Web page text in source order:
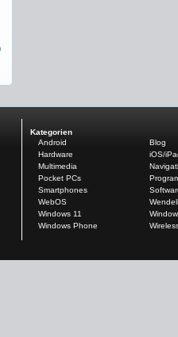
Kategorien
Android
Blog
Hardware
iOS/
Multimedia
Pocket PCs
Smartphones
WebOS
Windows 11
Windows Phone